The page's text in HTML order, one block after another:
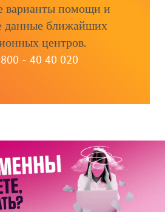
варианты помощи и
данные ближайших
центров.
- 40 40 020